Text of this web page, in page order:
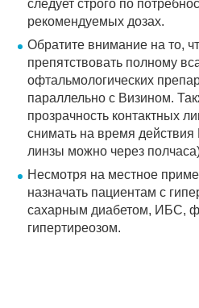
следует строго по
рекомендуемых дозах.
Обратите внимание на то,
препятствовать полному
офтальмологических
параллельно с Визином.
прозрачность контактных
снимать на время действия
линзы можно через
Несмотря на местное
назначать пациентам с
сахарным диабетом, ИБС,
гипертиреозом.